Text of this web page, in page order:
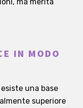
IN MODO
una base
superiore